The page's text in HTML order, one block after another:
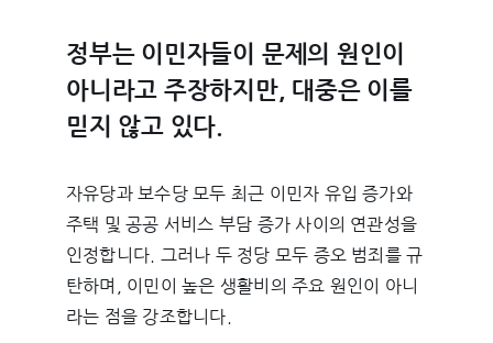
정부는 이민자들이 문제의 원인이
아니라고 주장하지만, 대중은 이를
믿지 않고 있다.
자유당과 보수당 모두 최근 이민자 유입 증가와
주택 및 공공 서비스 부담 증가 사이의 연관성을
인정합니다. 그러나 두 정당 모두 증오 범죄를 규
탄하며, 이민이 높은 생활비의 주요 원인이 아니
라는 점을 강조합니다.